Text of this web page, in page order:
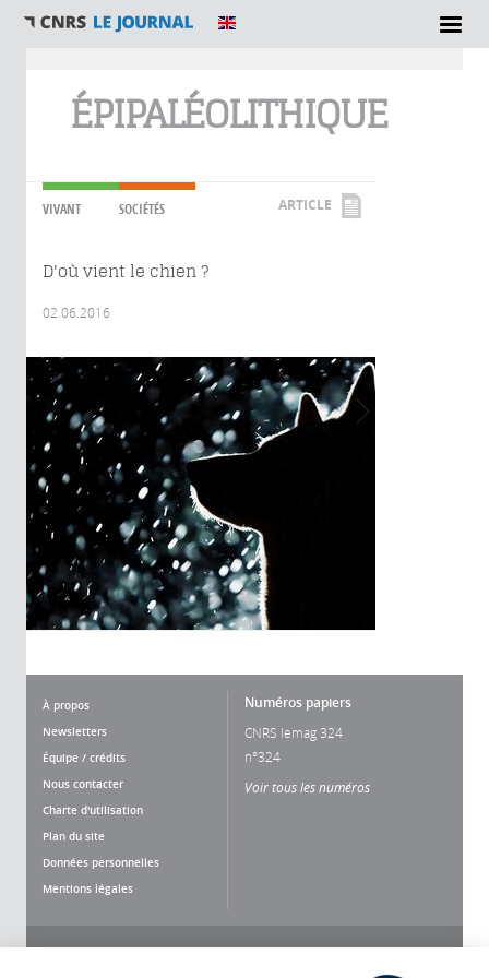
ÉPIPALÉOLITHIQUE
VIVANT SOCIÉTÉS ARTICLE
D'où vient le chien ?
02.06.2016
À propos
Newsletters
Équipe / crédits
Nous contacter
Charte d'utilisation
Plan du site
Données personnelles
Mentions légales
Numéros papiers
CNRS lemag 324
n°324
Voir tous les numéros